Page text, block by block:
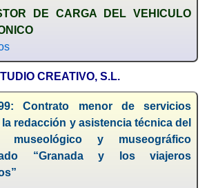
DE CARGA DEL VEHICULO
CREATIVO, S.L.
Contrato menor de servicios
redacción y asistencia técnica del
museológico y museográfico
“Granada y los viajeros